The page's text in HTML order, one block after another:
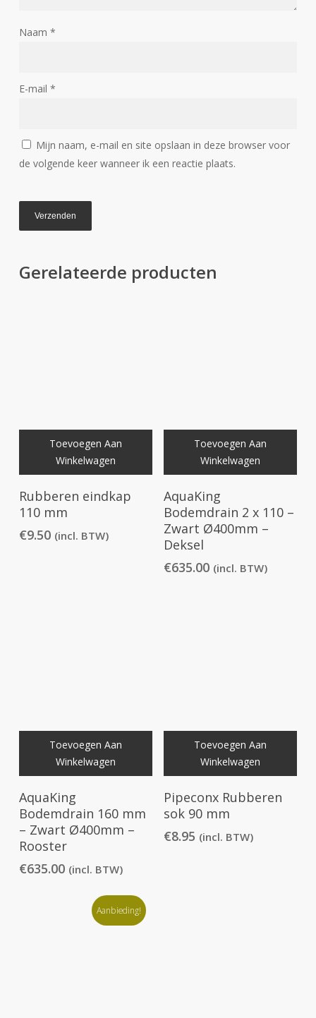
Naam *
E-mail *
Mijn naam, e-mail en site opslaan in deze browser voor
de volgende keer wanneer ik een reactie plaats.
Gerelateerde producten
Toevoegen Aan
Winkelwagen
Rubberen eindkap
110 mm
€9.50 (incl. BTW)
Toevoegen Aan
Winkelwagen
AquaKing
Bodemdrain 2 x 110 –
Zwart Ø400mm –
Deksel
€635.00 (incl. BTW)
Toevoegen Aan
Winkelwagen
AquaKing
Bodemdrain 160 mm
– Zwart Ø400mm –
Rooster
€635.00 (incl. BTW)
Toevoegen Aan
Winkelwagen
Pipeconx Rubberen
sok 90 mm
€8.95 (incl. BTW)
Aanbieding!